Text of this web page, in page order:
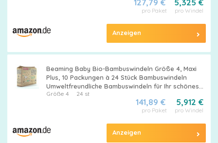
5,325 €
pro Windel
127,79 €
pro Paket
Anzeigen
Beaming Baby Bio-Bambuswindeln Größe 4, Maxi
Plus, 10 Packungen à 24 Stück Bambuswindeln
Umweltfreundliche Bambuswindeln für Ihr schönes
Baby 6 bis 12 Monate
Größe 4 24 st
5,912 €
pro Windel
141,89 €
pro Paket
Anzeigen